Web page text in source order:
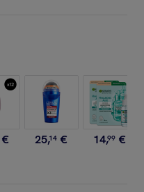
€ 25,14 € 14,99 €